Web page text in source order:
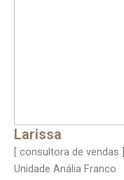
Larissa
[ consultora de vendas ]
Unidade Anália Franco